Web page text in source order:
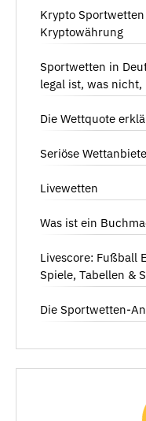
Krypto
Kryptowährung
Sportwetten in
legal ist, was
Die Wettquote
Seriöse
Livewetten
Was ist ein
Livescore: Fußball
Spiele, Tabellen &
Die Sportwetten-